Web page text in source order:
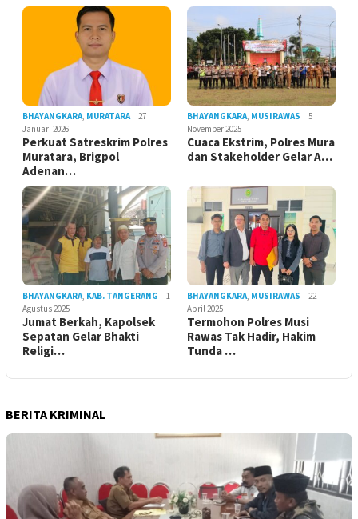
BHAYANGKARA, MURATARA
27
Januari 2026
Perkuat Satreskrim Polres
Muratara, Brigpol
Adenan…
BHAYANGKARA, MUSIRAWAS
5
November 2025
Cuaca Ekstrim, Polres Mura
dan Stakeholder Gelar A…
BHAYANGKARA, KAB. TANGERANG
1
Agustus 2025
Jumat Berkah, Kapolsek
Sepatan Gelar Bhakti
Religi…
BHAYANGKARA, MUSIRAWAS
22
April 2025
Termohon Polres Musi
Rawas Tak Hadir, Hakim
Tunda …
BERITA KRIMINAL